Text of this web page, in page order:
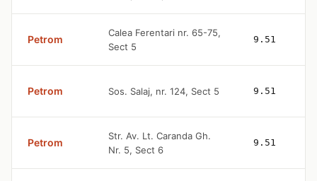
Petrom
Calea Ferentari nr. 65-75,
Sect 5
9.51
Petrom Sos. Salaj, nr. 124, Sect 5 9.51
Petrom
Str. Av. Lt. Caranda Gh.
Nr. 5, Sect 6
9.51